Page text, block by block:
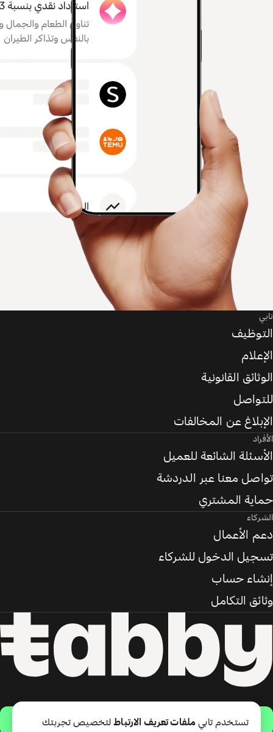
حمّل التطبيق
تابي
التوظيف
الإعلام
الوثائق القانونية
للتواصل
الإبلاغ عن المخالفات
الأفراد
الأسئلة الشائعة للعميل
تواصل معنا عبر الدردشة
حماية المشتري
الشركاء
دعم الأعمال
تسجيل الدخول للشركاء
إنشاء حساب
وثائق التكامل
تستخدم تابي ملفات تعريف الارتباطلتخصيص تجربتك